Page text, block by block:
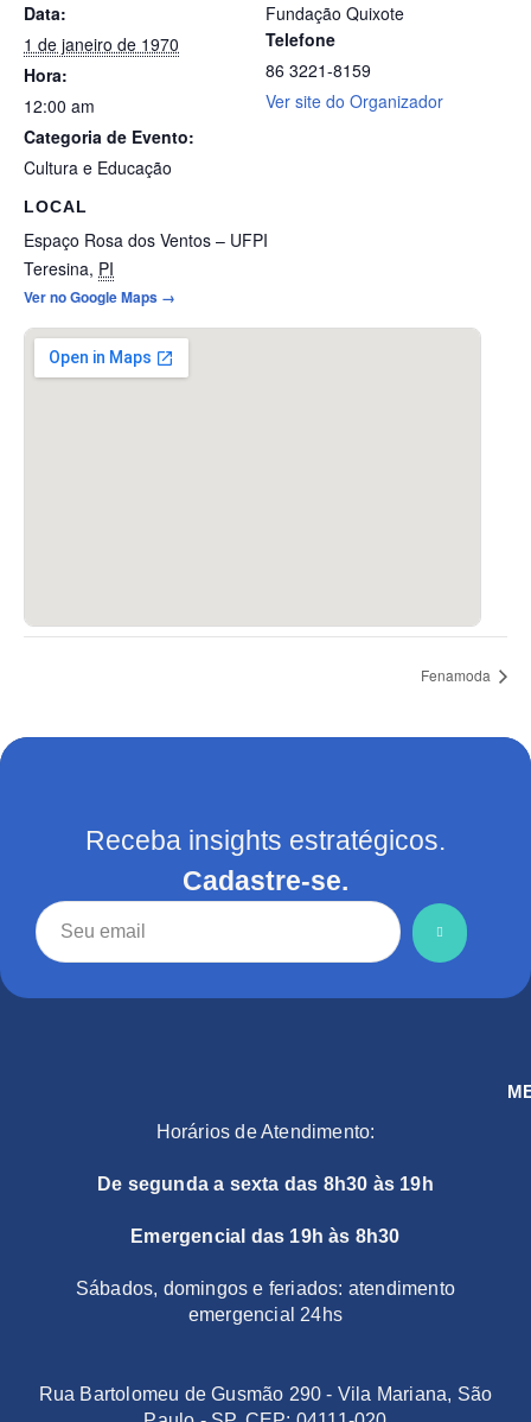
Data:
1 de janeiro de 1970
Hora:
12:00 am
Categoria de Evento:
Cultura e Educação
LOCAL
Espaço Rosa dos Ventos – UFPI
Teresina, PI
Ver no Google Maps →
Fundação Quixote
Telefone
86 3221-8159
Ver site do Organizador
Fenamoda
Receba insights estratégicos.
Cadastre-se.
Horários de Atendimento:
De segunda a sexta das 8h30 às 19h
Emergencial das 19h às 8h30
Sábados, domingos e feriados: atendimento
emergencial 24hs
Rua Bartolomeu de Gusmão 290 - Vila Mariana, São